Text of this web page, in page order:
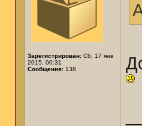
Зарегистрирован: Сб, 17 янв
2015, 00:31
Сообщения: 138